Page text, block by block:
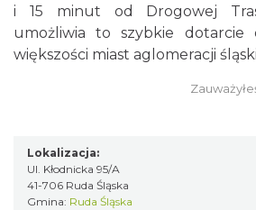
i 15 minut od Drogowej
umożliwia to szybkie
większości miast aglomeracji
Lokalizacja:
Ul. Kłodnicka 95/A
41-706 Ruda Śląska
Gmina: Ruda Śląska